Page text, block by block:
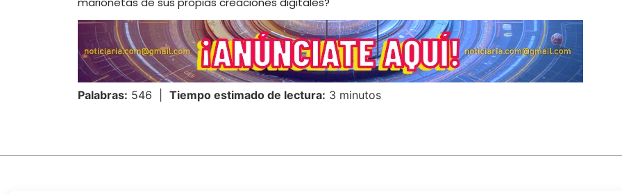
Palabras: 546 | Tiempo estimado de lectura: 3 minutos